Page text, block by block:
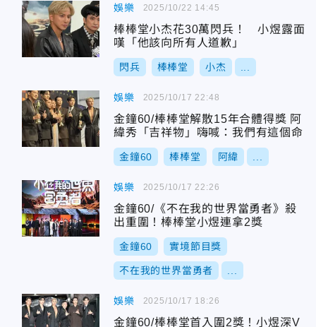
娛樂
棒棒堂小杰花30萬閃兵！ 小煜露面
嘆「他該向所有人道歉」
閃兵 棒棒堂 小杰
2025/10/22 14:45
娛樂
金鐘60/棒棒堂解散15年合體得獎 阿
緯秀「吉祥物」嗨喊：我們有這個命
金鐘60 棒棒堂 阿緯
2025/10/17 22:48
娛樂
金鐘60/《不在我的世界當勇者》殺
出重圍！棒棒堂小煜連拿2獎
金鐘60 實境節目獎
不在我的世界當勇者
2025/10/17 22:26
娛樂
金鐘60/棒棒堂首入圍2獎！小煜深V
2025/10/17 18:26